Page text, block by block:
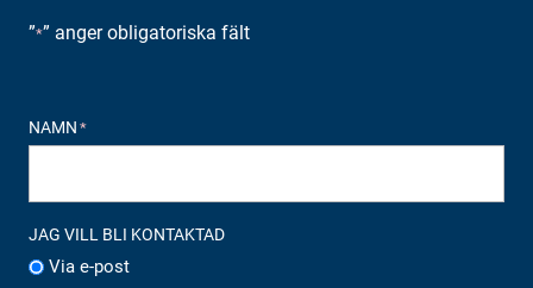
”*” anger obligatoriska fält
NAMN *
JAG VILL BLI KONTAKTAD
Via e-post